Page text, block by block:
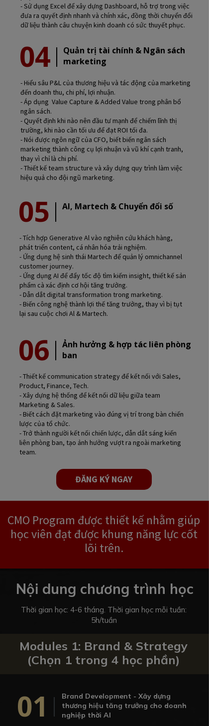
- Sử dụng Excel để xây dựng Dashboard, hỗ trợ trong việc
đưa ra quyết định nhanh và chính xác, đồng thời chuyển đổi
dữ liệu thành câu chuyện kinh doanh có sức thuyết phục.
04
Quản trị tài chính & Ngân sách
marketing
- Hiểu sâu P&L của thương hiệu và tác động của marketing
đến doanh thu, chi phí, lợi nhuận.
- Áp dụng Value Capture & Added Value trong phân bổ
ngân sách.
- Quyết định khi nào nên đầu tư mạnh để chiếm lĩnh thị
trường, khi nào cần tối ưu để đạt ROI tối đa.
- Nói được ngôn ngữ của CFO, biết biến ngân sách
marketing thành công cụ lợi nhuận và vũ khí cạnh tranh,
thay vì chỉ là chi phí.
- Thiết kế team structure và xây dựng quy trình làm việc
hiệu quả cho đội ngũ marketing.
05 AI, Martech & Chuyển đổi số
- Tích hợp Generative Al vào nghiên cứu khách hàng,
phát triển content, cá nhân hóa trải nghiệm.
- Ứng dụng hệ sinh thái Martech để quản lý omnichannel
customer journey.
- Ứng dụng AI để đẩy tốc độ tìm kiếm insight, thiết kế sản
phẩm cà xác định cơ hội tăng trưởng.
- Dẫn dắt digital transformation trong marketing.
- Biến công nghệ thành lợi thế tăng trưởng, thay vì bị tụt
lại sau cuộc chơi Al & Martech.
ĐĂNG KÝ NGAY
06
Ảnh hưởng & hợp tác liên phòng
ban
- Thiết kế communication strategy để kết nối với Sales,
Product, Finance, Tech.
- Xây dựng hệ thống để kết nối dữ liệu giữa team
Marketing & Sales.
- Biết cách đặt marketing vào đúng vị trí trong bàn chiến
lược của tổ chức.
- Trở thành người kết nối chiến lược, dẫn dắt sáng kiến
liên phòng ban, tạo ảnh hưởng vượt ra ngoài marketing
team.
CMO Program được thiết kế nhằm giúp
học viên đạt được khung năng lực cốt
lõi trên.
Nội dung chương trình học
Modules 1: Brand & Strategy
(Chọn 1 trong 4 học phần)
Thời gian học: 4-6 tháng. Thời gian học mỗi tuần:
5h/tuần
01
Brand Development - Xây dựng
thương hiệu tăng trưởng cho doanh
nghiệp thời AI